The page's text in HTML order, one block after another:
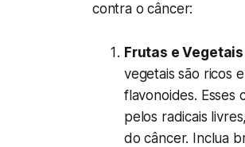
contra o câncer:
Frutas e
vegetais são ricos
flavonoides. Esses
pelos radicais
do câncer. Inclua